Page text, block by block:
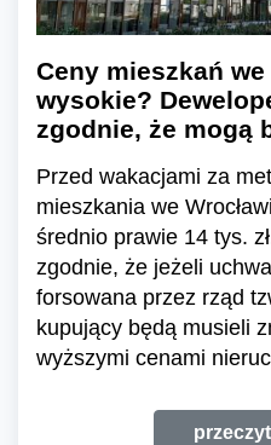
Ceny mieszkań we
wysokie?
zgodnie, że mogą
Przed wakacjami za
mieszkania we
średnio prawie 14 tys.
zgodnie, że jeżeli
forsowana przez rząd
kupujący będą musieli
wyższymi cenami